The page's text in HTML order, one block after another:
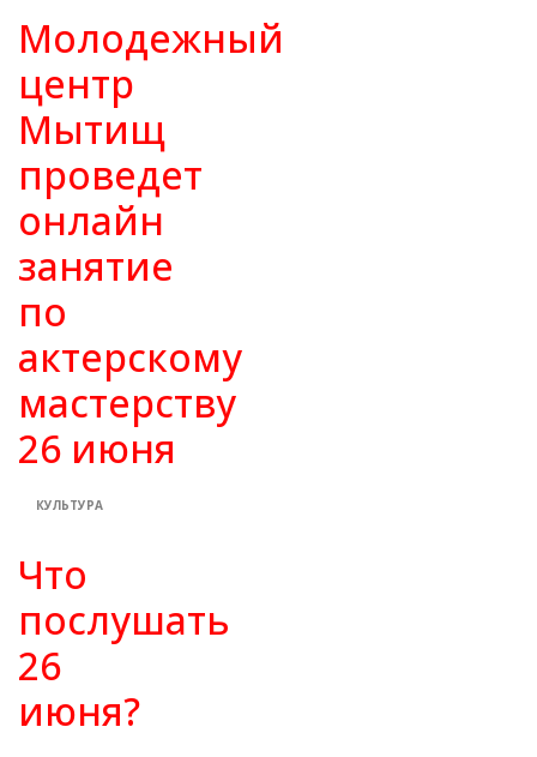
Молодежный
центр
Мытищ
проведет
онлайн
занятие
по
актерскому
мастерству
26 июня
КУЛЬТУРА
Что
послушать
26
июня?